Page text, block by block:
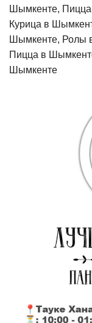
Шымкенте,
Курица в
Шымкенте, Ролы
Пицца в
Шымкенте